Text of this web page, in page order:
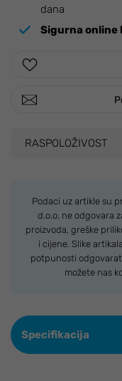
dana
Sigurna online
RASPOLOŽIVOST
Podaci uz artikle su
d.o.o. ne odgovara
proizvoda, greške
i cijene. Slike
potpunosti
možete nas
Specifikacija